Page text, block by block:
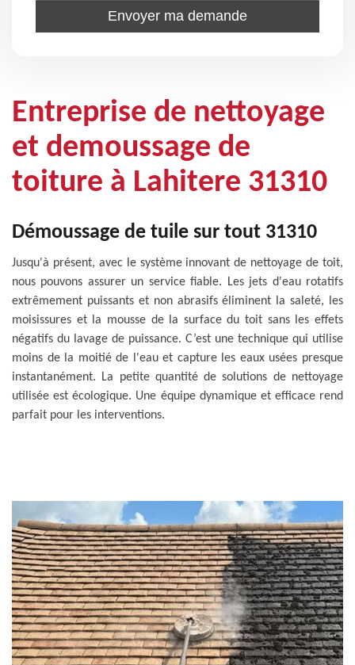
Entreprise de nettoyage
et demoussage de
toiture à Lahitere 31310
Démoussage de tuile sur tout 31310
Jusqu'à présent, avec le système innovant de nettoyage de toit,
nous pouvons assurer un service fiable. Les jets d'eau rotatifs
extrêmement puissants et non abrasifs éliminent la saleté, les
moisissures et la mousse de la surface du toit sans les effets
négatifs du lavage de puissance. C’est une technique qui utilise
moins de la moitié de l'eau et capture les eaux usées presque
instantanément. La petite quantité de solutions de nettoyage
utilisée est écologique. Une équipe dynamique et efficace rend
parfait pour les interventions.